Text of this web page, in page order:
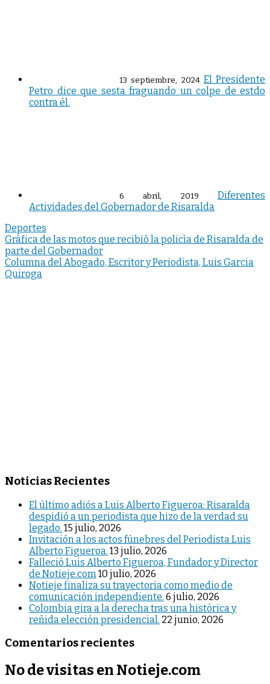
13 septiembre, 2024 El Presidente
Petro dice que sesta fraguando un colpe de estdo
contra él.
6 abril, 2019
Diferentes
Actividades del Gobernador de Risaralda
Deportes
Navegación
de
entradas
Gràfica de las motos que recibiò la policìa de Risaralda de
parte del Gobernador
Columna del Abogado, Escritor y Periodista, Luis Garcia
Quiroga
Noticias Recientes
El último adiós a Luis Alberto Figueroa: Risaralda
despidió a un periodista que hizo de la verdad su
legado. 15 julio, 2026
Invitación a los actos fúnebres del Periodista Luis
Alberto Figueroa. 13 julio, 2026
Falleció Luis Alberto Figueroa, Fundador y Director
de Notieje.com 10 julio, 2026
Notieje finaliza su trayectoria como medio de
comunicación independiente. 6 julio, 2026
Colombia gira a la derecha tras una histórica y
reñida elección presidencial. 22 junio, 2026
Comentarios recientes
No de visitas en Notieje.com